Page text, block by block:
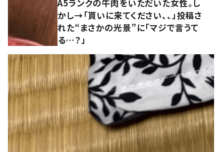
A5ランクの牛肉をいただいた女性。し
かし→「貰いに来てください、、」投稿さ
れた“まさかの光景”に「マジで言うて
る…？」